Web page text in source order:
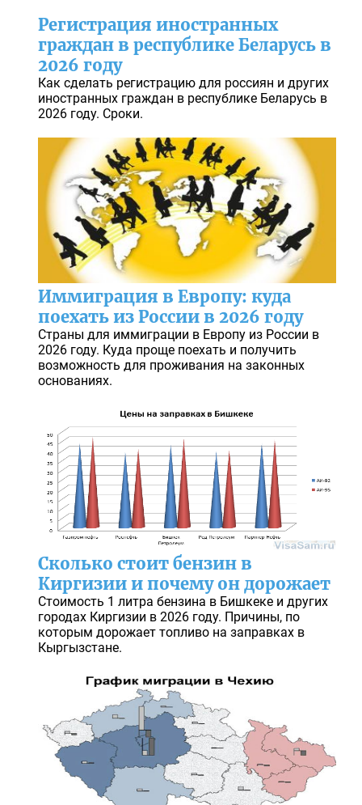
Регистрация иностранных
граждан в республике Беларусь в
2026 году
Как сделать регистрацию для россиян и других
иностранных граждан в республике Беларусь в
2026 году. Сроки.
Иммиграция в Европу: куда
поехать из России в 2026 году
Страны для иммиграции в Европу из России в
2026 году. Куда проще поехать и получить
возможность для проживания на законных
основаниях.
Сколько стоит бензин в
Киргизии и почему он дорожает
Стоимость 1 литра бензина в Бишкеке и других
городах Киргизии в 2026 году. Причины, по
которым дорожает топливо на заправках в
Кыргызстане.